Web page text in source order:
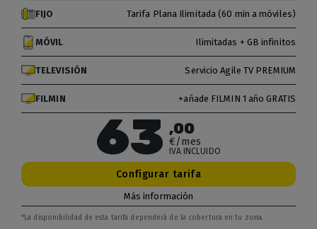
FIJO Tarifa Plana Ilimitada (60 min a móviles)
MÓVIL Ilimitadas + GB infinitos
TELEVISIÓN Servicio Agile TV PREMIUM
FILMIN +añade FILMIN 1 año GRATIS
63 ,00
€/mes
IVA INCLUIDO
Configurar tarifa
Más información
*La disponibilidad de esta tarifa dependerá de la cobertura en tu zona.